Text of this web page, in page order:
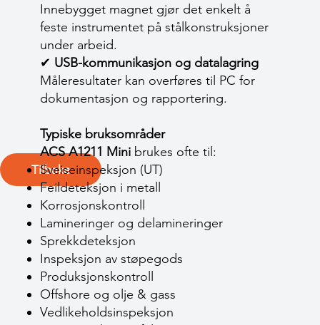
Tilbake
Innebygget magnet gjør det enkelt å
feste instrumentet på stålkonstruksjoner
under arbeid.
✔ USB-kommunikasjon og datalagring
Måleresultater kan overføres til PC for
dokumentasjon og rapportering.
Typiske bruksområder
ACS A1211 Mini brukes ofte til:
Sveiseinspeksjon (UT)
Feildeteksjon i metall
Korrosjonskontroll
Lamineringer og delamineringer
Sprekkdeteksjon
Inspeksjon av støpegods
Produksjonskontroll
Offshore og olje & gass
Vedlikeholdsinspeksjon